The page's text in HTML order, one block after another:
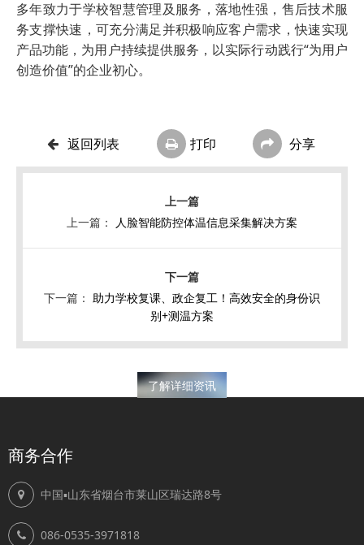
多年致力于学校智慧管理及服务，落地性强，售后技术服
务支撑快速，可充分满足并积极响应客户需求，快速实现
产品功能，为用户持续提供服务，以实际行动践行“为用户
创造价值”的企业初心。
返回列表 打印 分享
上一篇： 人脸智能防控体温信息采集解决方案
下一篇： 助力学校复课、政企复工！高效安全的身份识
别+测温方案
了解详细资讯
商务合作
中国▪山东省烟台市莱山区瑞达路8号
086-0535-3971818